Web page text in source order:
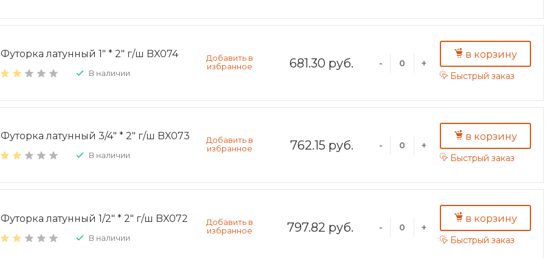
Футорка латунный 1" * 2" г/ш BX074
В наличии
681.30 руб. - +
в корзину
Быстрый заказ
Футорка латунный 3/4" * 2" г/ш BX073
В наличии
762.15 руб. - +
в корзину
Быстрый заказ
Футорка латунный 1/2" * 2" г/ш BX072
В наличии
797.82 руб. - +
в корзину
Быстрый заказ